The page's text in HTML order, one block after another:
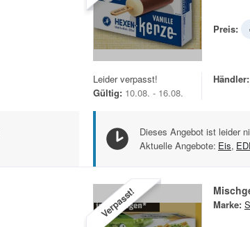
Preis:
Leider verpasst!
Gültig: 10.08. - 16.08.
Händler:
Dieses Angebot ist leider
Aktuelle Angebote: Eis,
Verpasst! Marke: